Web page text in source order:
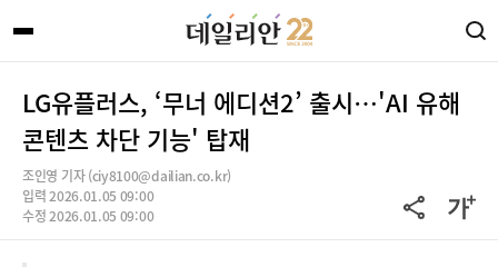
LG유플러스, ‘무너 에디션2’ 출시…'AI 유해
콘텐츠 차단 기능' 탑재
조인영 기자 (ciy8100@dailian.co.kr)
입력 2026.01.05 09:00
수정 2026.01.05 09:00